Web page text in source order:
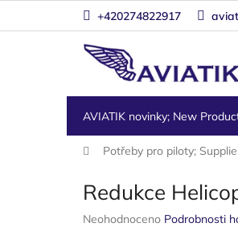
+420274822917
AVIATIK novinky; New
Potřeby pro piloty;
Redukce
Průměrné
Neohodnoceno Podrobnosti